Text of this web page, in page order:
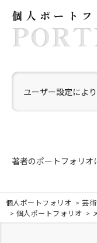
個人ポートフ
ユーザー設定によ
著者のポートフォリオ
個人ポートフォリオ
芸
個人ポートフォリオ